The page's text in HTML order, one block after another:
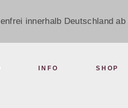
innerhalb Deutschland ab
INFO SHOP